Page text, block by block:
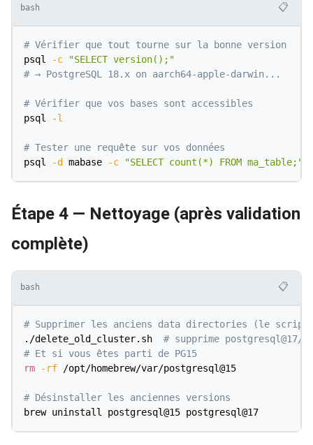
bash 📋
# Vérifier que tout tourne sur la bonne version
psql
-c
"SELECT version();"
# → PostgreSQL 18.x on aarch64-apple-darwin...
# Vérifier que vos bases sont accessibles
psql
-l
# Tester une requête sur vos données
psql
-d mabase -c "SELECT count(*) FROM ma_table;"
Étape 4 — Nettoyage (après validation
complète)
bash 📋
# Supprimer les anciens data directories (le script
./delete_old_cluster.sh # supprime postgresql@17/
# Et si vous êtes parti de PG15
rm
-rf /opt/homebrew/var/postgresql@15
# Désinstaller les anciennes versions